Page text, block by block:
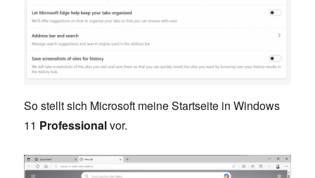
So stellt sich Microsoft meine Startseite in Windows
11 Professionalvor.